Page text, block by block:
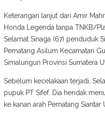
Keterangan lanjut dari Amir
Honda Legenda tanpa TNKB/
Selamat Sinaga (67) penduduk
Pematang Asilum Kecamatan
Simalungun Provinsi Sumatera
Sebelum kecelakaan terjadi,
pupuk PT Sifef. Dia hendak
ke kanan arah Pematang